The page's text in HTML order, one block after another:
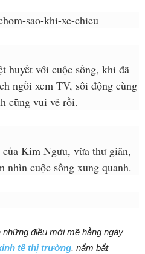
huyết với cuộc sống, khi đã
ngồi xem TV, sôi động cùng
cũng vui vẻ rồi.
Kim Ngưu, vừa thư giãn,
nhìn cuộc sống xung quanh.
điều mới mẽ hằng ngày
tế thị trường, nắm bắt